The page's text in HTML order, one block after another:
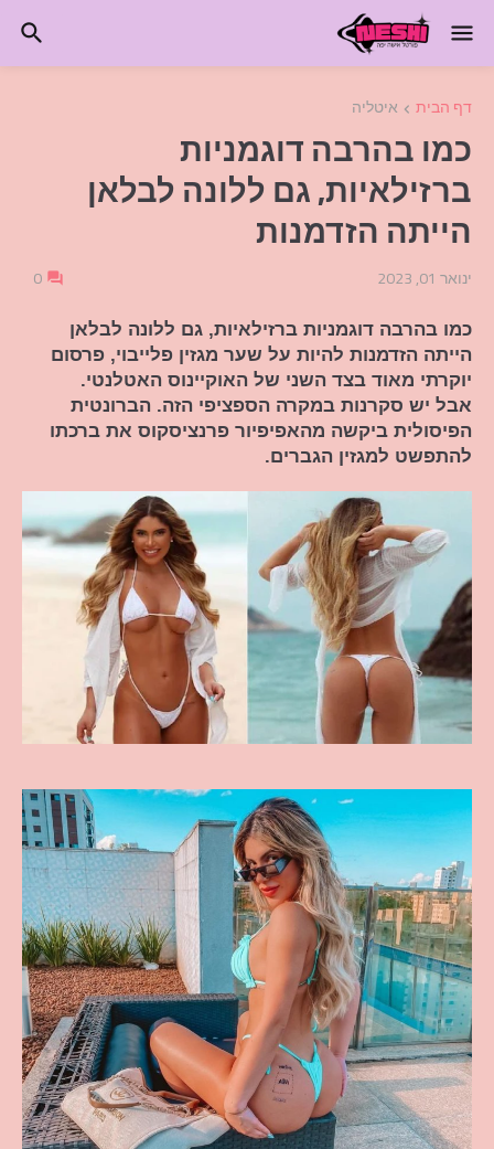
דף הבית איטליה
כמו בהרבה דוגמניות
ברזילאיות, גם ללונה לבלאן
הייתה הזדמנות
ינואר 01, 2023 0
כמו בהרבה דוגמניות ברזילאיות, גם ללונה לבלאן
הייתה הזדמנות להיות על שער מגזין פלייבוי, פרסום
יוקרתי מאוד בצד השני של האוקיינוס ​​האטלנטי.
אבל יש סקרנות במקרה הספציפי הזה. הברונטית
הפיסולית ביקשה מהאפיפיור פרנציסקוס את ברכתו
להתפשט למגזין הגברים.